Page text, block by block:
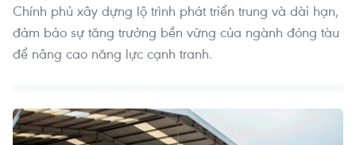
Chính phủ xây dựng lộ trình phát triển trung và dài hạn,
đảm bảo sự tăng trưởng bền vững của ngành đóng tàu
để nâng cao năng lực cạnh tranh.